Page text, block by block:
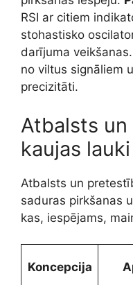
RSI ar citiem
stohastisko
darījuma
no viltus signāliem
precizitāti.
Atbalsts
kaujas lauki
Atbalsts un
saduras pirkšanas
kas, iespējams,
Koncepcija